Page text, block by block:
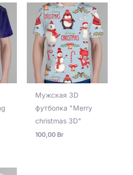
Мужская 3D
футболка "Merry
christmas 3D"
100,00 Br